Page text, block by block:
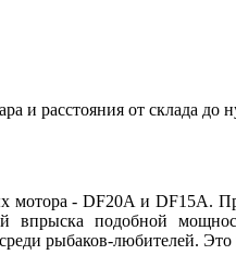
и расстояния от склада до
- DF20A и DF15A.
подобной
рыбаков-любителей. Это